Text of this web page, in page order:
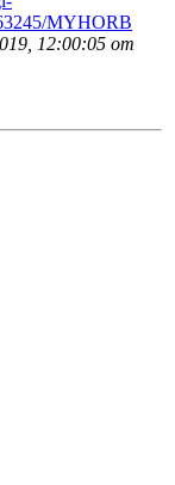
MYHORB
12:00:05 от